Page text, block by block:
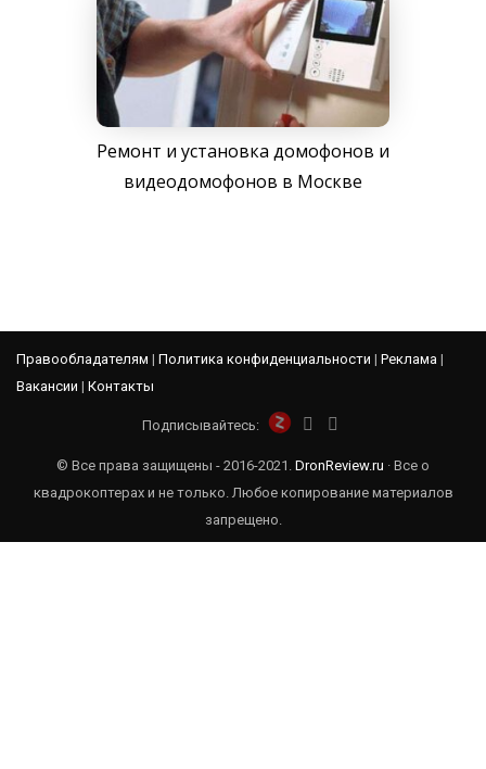
Ремонт и установка домофонов и
видеодомофонов в Москве
Правообладателям | Политика конфиденциальности | Реклама |
Вакансии | Контакты
Подписывайтесь:
© Все права защищены - 2016-2021. DronReview.ru · Все о
квадрокоптерах и не только. Любое копирование материалов
запрещено.